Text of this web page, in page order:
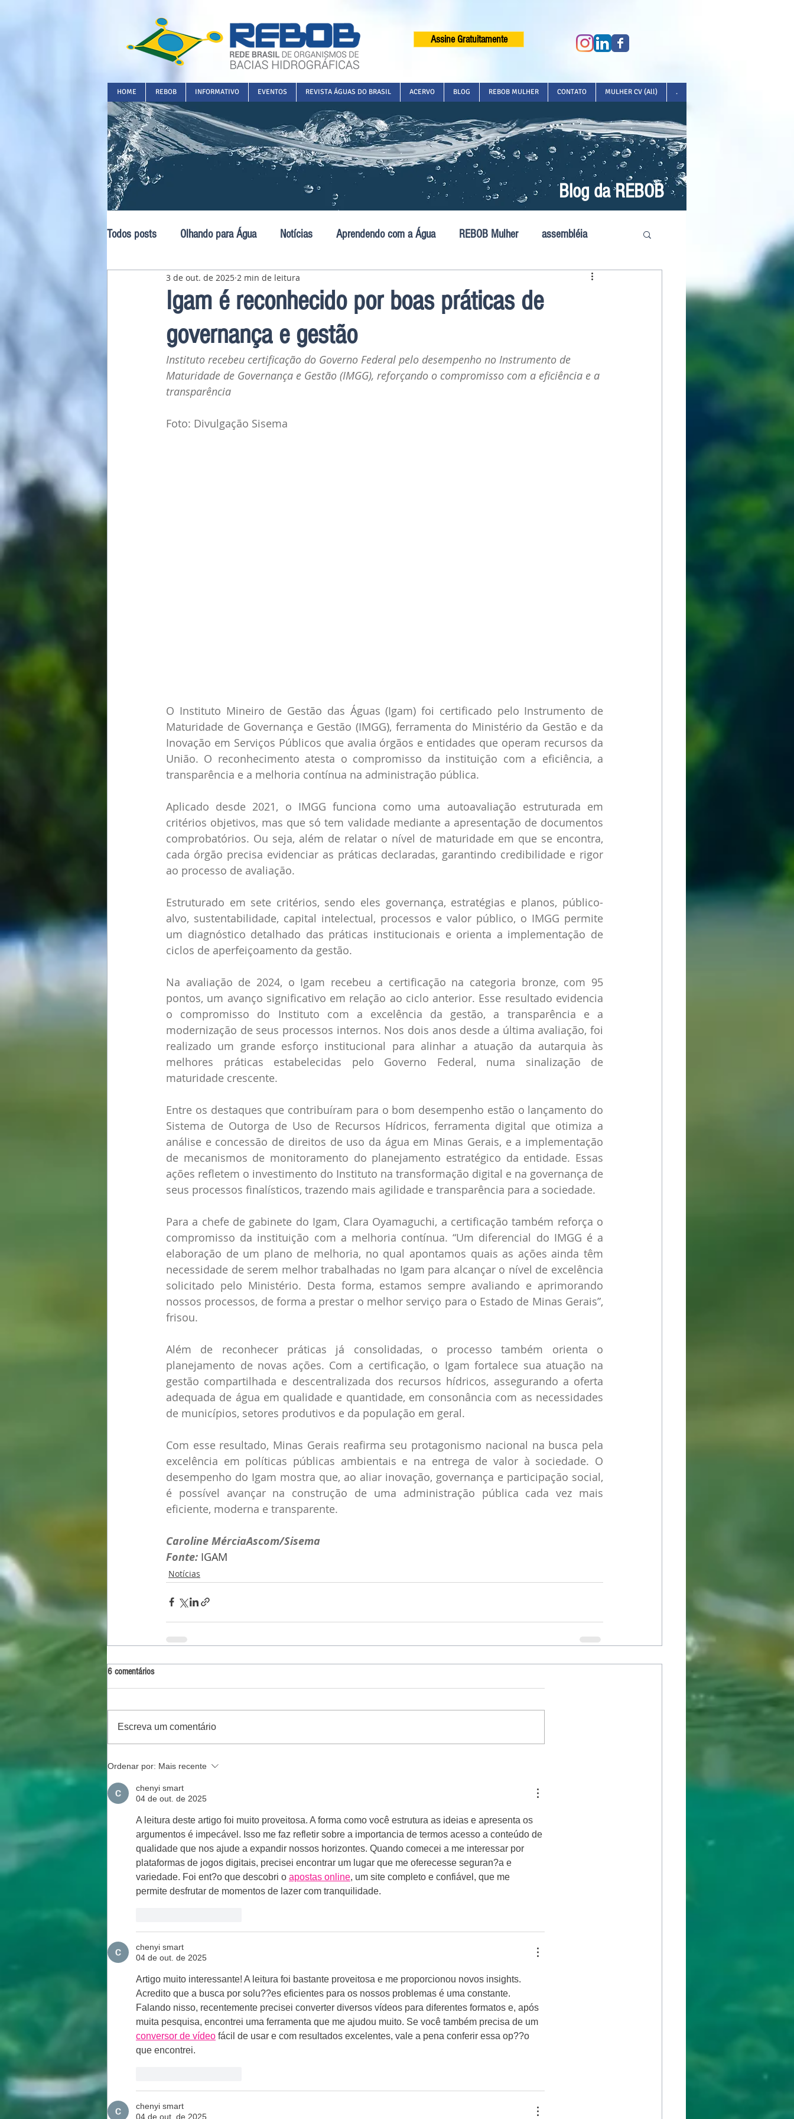
Assine Gratuitamente
HOME REBOB INFORMATIVO EVENTOS REVISTA ÁGUAS DO BRASIL ACERVO BLOG REBOB MULHER CONTATO MULHER CV (All) .
Blog da REBOB
Todos posts Olhando para Água Notícias Aprendendo com a Água REBOB Mulher assembléia
Pavilhão Latino-Americano
Igam é reconhecido por boas práticas de
governança e gestão
3 de out. de 2025 2 min de leitura
Instituto recebeu certificação do Governo Federal pelo desempenho no Instrumento de
Maturidade de Governança e Gestão (IMGG), reforçando o compromisso com a eficiência e a
transparência
Foto: Divulgação Sisema
O Instituto Mineiro de Gestão das Águas (Igam) foi certificado pelo Instrumento de
Maturidade de Governança e Gestão (IMGG), ferramenta do Ministério da Gestão e da
Inovação em Serviços Públicos que avalia órgãos e entidades que operam recursos da
União. O reconhecimento atesta o compromisso da instituição com a eficiência, a
transparência e a melhoria contínua na administração pública.
Aplicado desde 2021, o IMGG funciona como uma autoavaliação estruturada em
critérios objetivos, mas que só tem validade mediante a apresentação de documentos
comprobatórios. Ou seja, além de relatar o nível de maturidade em que se encontra,
cada órgão precisa evidenciar as práticas declaradas, garantindo credibilidade e rigor
ao processo de avaliação.
Estruturado em sete critérios, sendo eles governança, estratégias e planos, público-
alvo, sustentabilidade, capital intelectual, processos e valor público, o IMGG permite
um diagnóstico detalhado das práticas institucionais e orienta a implementação de
ciclos de aperfeiçoamento da gestão.
Na avaliação de 2024, o Igam recebeu a certificação na categoria bronze, com 95
pontos, um avanço significativo em relação ao ciclo anterior. Esse resultado evidencia
o compromisso do Instituto com a excelência da gestão, a transparência e a
modernização de seus processos internos. Nos dois anos desde a última avaliação, foi
realizado um grande esforço institucional para alinhar a atuação da autarquia às
melhores práticas estabelecidas pelo Governo Federal, numa sinalização de
maturidade crescente.
Entre os destaques que contribuíram para o bom desempenho estão o lançamento do
Sistema de Outorga de Uso de Recursos Hídricos, ferramenta digital que otimiza a
análise e concessão de direitos de uso da água em Minas Gerais, e a implementação
de mecanismos de monitoramento do planejamento estratégico da entidade. Essas
ações refletem o investimento do Instituto na transformação digital e na governança de
seus processos finalísticos, trazendo mais agilidade e transparência para a sociedade.
Para a chefe de gabinete do Igam, Clara Oyamaguchi, a certificação também reforça o
compromisso da instituição com a melhoria contínua. “Um diferencial do IMGG é a
elaboração de um plano de melhoria, no qual apontamos quais as ações ainda têm
necessidade de serem melhor trabalhadas no Igam para alcançar o nível de excelência
solicitado pelo Ministério. Desta forma, estamos sempre avaliando e aprimorando
nossos processos, de forma a prestar o melhor serviço para o Estado de Minas Gerais”,
frisou.
Além de reconhecer práticas já consolidadas, o processo também orienta o
planejamento de novas ações. Com a certificação, o Igam fortalece sua atuação na
gestão compartilhada e descentralizada dos recursos hídricos, assegurando a oferta
adequada de água em qualidade e quantidade, em consonância com as necessidades
de municípios, setores produtivos e da população em geral.
Com esse resultado, Minas Gerais reafirma seu protagonismo nacional na busca pela
excelência em políticas públicas ambientais e na entrega de valor à sociedade. O
desempenho do Igam mostra que, ao aliar inovação, governança e participação social,
é possível avançar na construção de uma administração pública cada vez mais
eficiente, moderna e transparente.
Caroline MérciaAscom/Sisema
Fonte: IGAM
Notícias
6 comentários
Escreva um comentário
Ordenar por: Mais recente
chenyi smart
04 de out. de 2025
A leitura deste artigo foi muito proveitosa. A forma como você estrutura as ideias e apresenta os
argumentos é impecável. Isso me faz refletir sobre a importancia de termos acesso a conteúdo de
qualidade que nos ajude a expandir nossos horizontes. Quando comecei a me interessar por
plataformas de jogos digitais, precisei encontrar um lugar que me oferecesse seguran?a e
variedade. Foi ent?o que descobri o apostas online, um site completo e confiável, que me
permite desfrutar de momentos de lazer com tranquilidade.
chenyi smart
04 de out. de 2025
Artigo muito interessante! A leitura foi bastante proveitosa e me proporcionou novos insights.
Acredito que a busca por solu??es eficientes para os nossos problemas é uma constante.
Falando nisso, recentemente precisei converter diversos vídeos para diferentes formatos e, após
muita pesquisa, encontrei uma ferramenta que me ajudou muito. Se você também precisa de um
conversor de vídeo fácil de usar e com resultados excelentes, vale a pena conferir essa op??o
que encontrei.
chenyi smart
04 de out. de 2025